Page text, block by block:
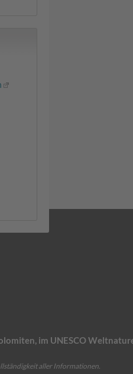
im UNESCO
aller Informationen.